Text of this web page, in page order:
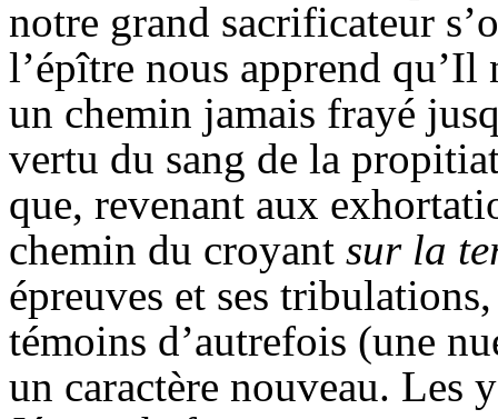
notre grand sacrificateur
l’épître nous apprend qu’Il
un chemin jamais frayé
vertu du sang de la
que, revenant aux
chemin du croyant sur la
épreuves et ses
témoins d’autrefois (une
un caractère nouveau. Les